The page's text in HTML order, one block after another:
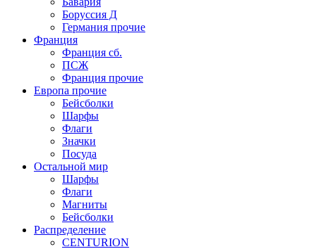
Боруссия Д
Германия прочие
Франция
Франция сб.
ПСЖ
Франция прочие
Европа прочие
Бейсболки
Шарфы
Флаги
Значки
Посуда
Остальной мир
Шарфы
Флаги
Магниты
Бейсболки
Распределение
CENTURION